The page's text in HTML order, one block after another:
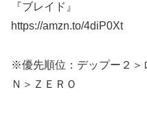
『ブレイド』
https://amzn.to/4diP0Xt
※優先順位：デップー２＞
Ｎ＞ＺＥＲＯ